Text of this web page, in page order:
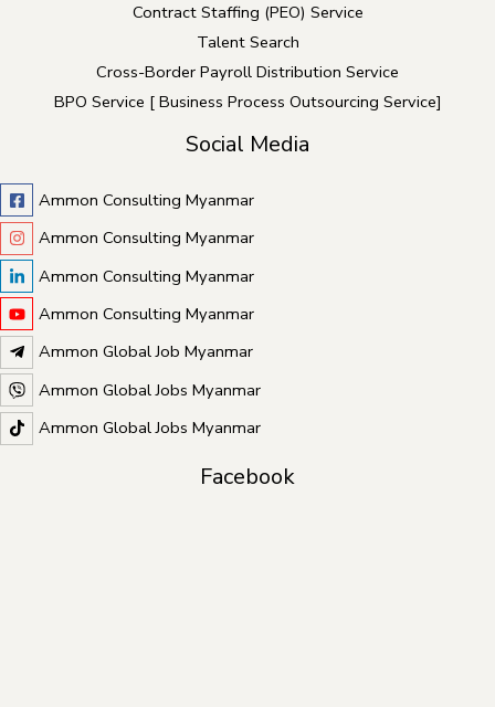
Contract Staffing (PEO) Service
Talent Search
Cross-Border Payroll Distribution Service
BPO Service [ Business Process Outsourcing Service]
Social Media
Ammon Consulting Myanmar
Ammon Consulting Myanmar
Ammon Consulting Myanmar
Ammon Consulting Myanmar
Ammon Global Job Myanmar
Ammon Global Jobs Myanmar
Ammon Global Jobs Myanmar
Facebook